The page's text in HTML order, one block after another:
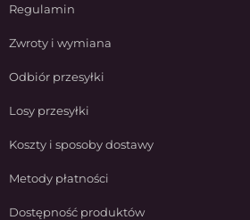
Regulamin
Zwroty i wymiana
Odbiór przesyłki
Losy przesyłki
Koszty i sposoby dostawy
Metody płatności
Dostępność produktów